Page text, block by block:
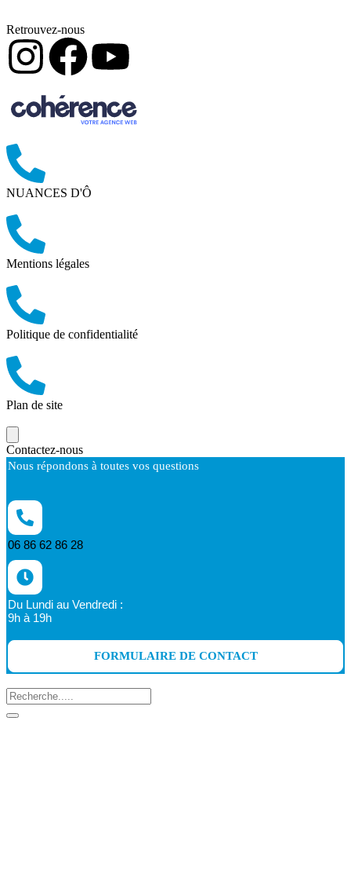
Retrouvez-nous
NUANCES D'Ô
Mentions légales
Politique de confidentialité
Plan de site
Contactez-nous
Nous répondons à toutes vos questions
06 86 62 86 28
Du Lundi au Vendredi :
9h à 19h
FORMULAIRE DE CONTACT